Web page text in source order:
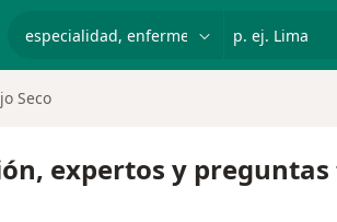
Seco
expertos y